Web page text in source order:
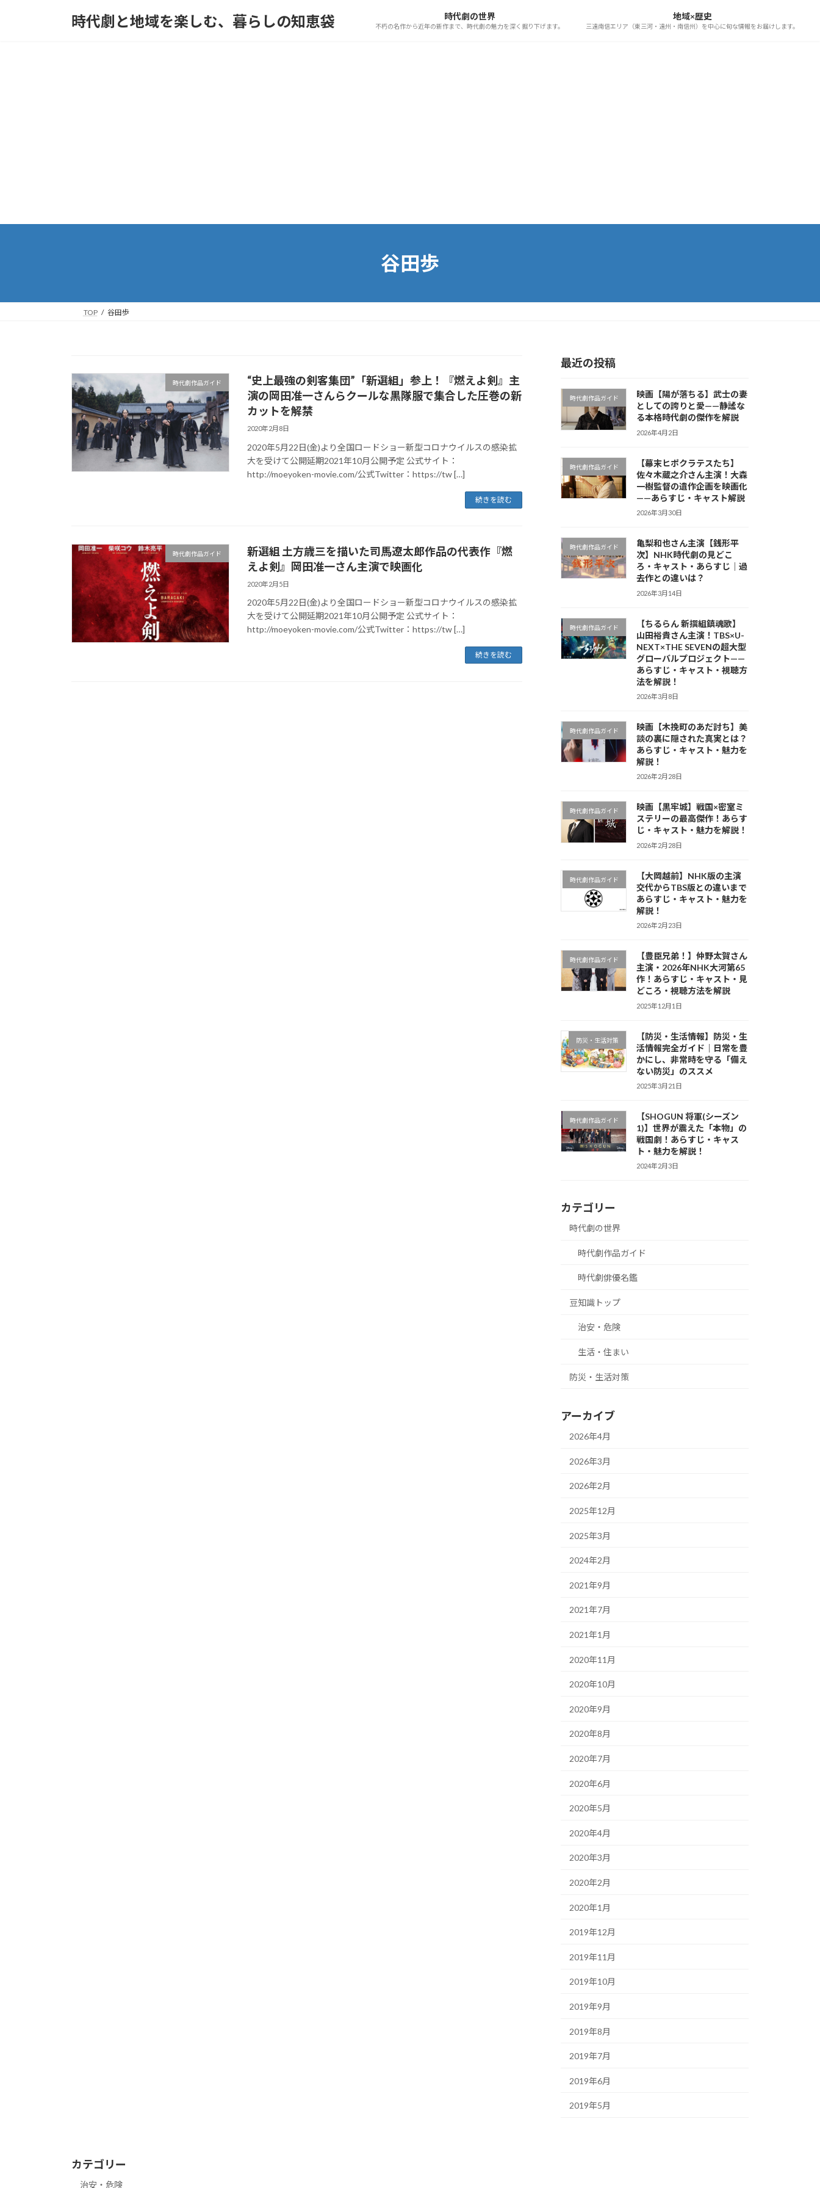
時代劇と地域を楽しむ、暮らしの知恵袋 時代劇の世界
不朽の名作から近年の新作まで、時代劇の魅力を深く掘り下げます。
地域×歴史
三遠南信エリア（東三河・遠州・南信州）を中心に旬な情報をお届けします。
谷田歩
TOP 谷田歩
時代劇作品ガイド
“史上最強の剣客集団”「新選組」参上！『燃えよ剣』主
演の岡田准一さんらクールな黒隊服で集合した圧巻の新
カットを解禁
2020年2月8日
2020年5月22日(金)より全国ロードショー新型コロナウイルスの感染拡
大を受けて公開延期2021年10月公開予定 公式サイト：
http://moeyoken-movie.com/公式Twitter：https://tw […]
続きを読む
時代劇作品ガイド
新選組 土方歳三を描いた司馬遼太郎作品の代表作『燃
えよ剣』岡田准一さん主演で映画化
2020年2月5日
2020年5月22日(金)より全国ロードショー新型コロナウイルスの感染拡
大を受けて公開延期2021年10月公開予定 公式サイト：
http://moeyoken-movie.com/公式Twitter：https://tw […]
続きを読む
最近の投稿
時代劇作品ガイド
映画【陽が落ちる】武士の妻
としての誇りと愛——静謐な
る本格時代劇の傑作を解説
2026年4月2日
時代劇作品ガイド
【幕末ヒポクラテスたち】
佐々木蔵之介さん主演！大森
一樹監督の遺作企画を映画化
——あらすじ・キャスト解説
2026年3月30日
時代劇作品ガイド
亀梨和也さん主演【銭形平
次】NHK時代劇の見どこ
ろ・キャスト・あらすじ｜過
去作との違いは？
2026年3月14日
時代劇作品ガイド
【ちるらん 新撰組鎮魂歌】
山田裕貴さん主演！TBS×U-
NEXT×THE SEVENの超大型
グローバルプロジェクト——
あらすじ・キャスト・視聴方
法を解説！
2026年3月8日
時代劇作品ガイド
映画【木挽町のあだ討ち】美
談の裏に隠された真実とは？
あらすじ・キャスト・魅力を
解説！
2026年2月28日
時代劇作品ガイド
映画【黒牢城】戦国×密室ミ
ステリーの最高傑作！あらす
じ・キャスト・魅力を解説！
2026年2月28日
時代劇作品ガイド
【大岡越前】NHK版の主演
交代からTBS版との違いまで
あらすじ・キャスト・魅力を
解説！
2026年2月23日
時代劇作品ガイド
【豊臣兄弟！】仲野太賀さん
主演・2026年NHK大河第65
作！あらすじ・キャスト・見
どころ・視聴方法を解説
2025年12月1日
防災・生活対策
【防災・生活情報】防災・生
活情報完全ガイド｜日常を豊
かにし、非常時を守る「備え
ない防災」のススメ
2025年3月21日
時代劇作品ガイド
【SHOGUN 将軍(シーズン
1)】世界が震えた「本物」の
戦国劇！あらすじ・キャス
ト・魅力を解説！
2024年2月3日
カテゴリー
時代劇の世界
時代劇作品ガイド
時代劇俳優名鑑
豆知識トップ
治安・危険
生活・住まい
防災・生活対策
アーカイブ
2026年4月
2026年3月
2026年2月
2025年12月
2025年3月
2024年2月
2021年9月
2021年7月
2021年1月
2020年11月
2020年10月
2020年9月
2020年8月
2020年7月
2020年6月
2020年5月
2020年4月
2020年3月
2020年2月
2020年1月
2019年12月
2019年11月
2019年10月
2019年9月
2019年8月
2019年7月
2019年6月
2019年5月
カテゴリー
治安・危険